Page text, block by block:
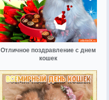
Отличное поздравление с днем
кошек